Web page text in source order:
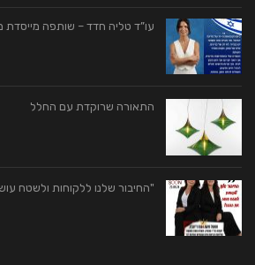
עו”ד טליה חדד – שותפה מייסדת
התאורה שרוקדת עם החלל
"החיבור שלנו ללקוחות ולשטח